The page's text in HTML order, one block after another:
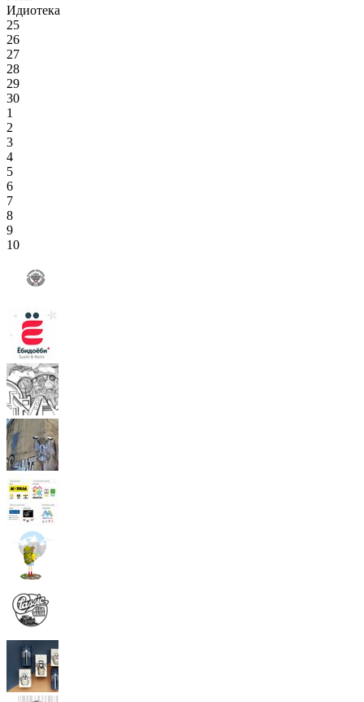
Идиотека
25
26
27
28
29
30
1
2
3
4
5
6
7
8
9
10